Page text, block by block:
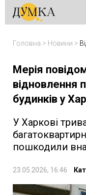
Головна > Новини >
Мерія
відновлення
будинків у
У Харкові
пошкодили
23.05.2026, 16:46